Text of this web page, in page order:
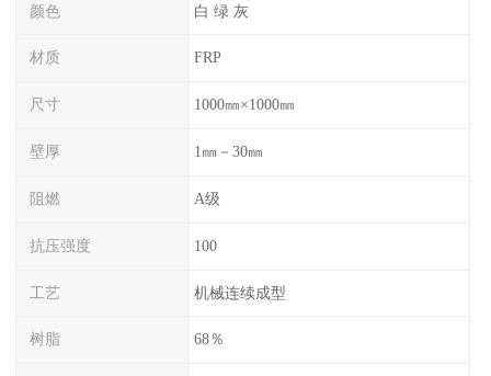
颜色 白 绿 灰
材质 FRP
尺寸 1000㎜×1000㎜
壁厚 1㎜－30㎜
阻燃 A级
抗压强度 100
工艺 机械连续成型
树脂 68％